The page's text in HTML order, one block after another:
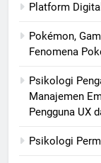
Platform
Pokémon,
Fenomena
Psikologi
Manajemen
Pengguna UX
Psikologi